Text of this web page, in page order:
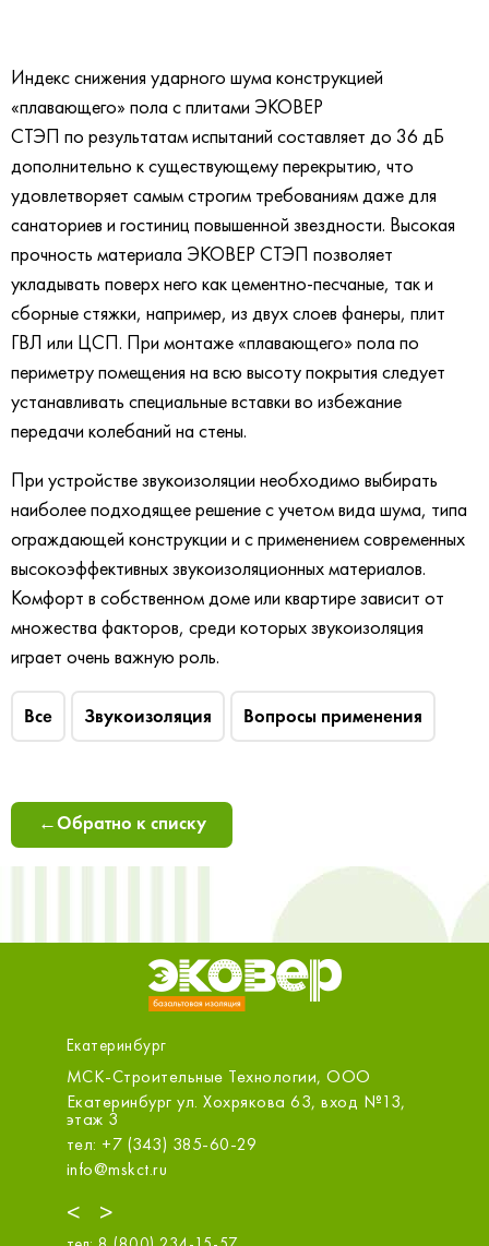
Индекс снижения ударного шума конструкцией
«плавающего» пола с плитами ЭКОВЕР
СТЭП по результатам испытаний составляет до 36 дБ
дополнительно к существующему перекрытию, что
удовлетворяет самым строгим требованиям даже для
санаториев и гостиниц повышенной звездности. Высокая
прочность материала ЭКОВЕР СТЭП позволяет
укладывать поверх него как цементно-песчаные, так и
сборные стяжки, например, из двух слоев фанеры, плит
ГВЛ или ЦСП. При монтаже «плавающего» пола по
периметру помещения на всю высоту покрытия следует
устанавливать специальные вставки во избежание
передачи колебаний на стены.
При устройстве звукоизоляции необходимо выбирать
наиболее подходящее решение с учетом вида шума, типа
ограждающей конструкции и с применением современных
высокоэффективных звукоизоляционных материалов.
Комфорт в собственном доме или квартире зависит от
множества факторов, среди которых звукоизоляция
играет очень важную роль.
Все Звукоизоляция Вопросы применения
←Обратно к списку
Екатеринбург
<
МСК-Строительные Технологии, ООО
Екатеринбург ул. Хохрякова 63, вход №13,
этаж 3
тел: +7 (343) 385-60-29
info@mskct.ru
>